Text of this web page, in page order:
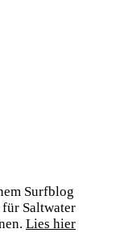
Surfblog
Saltwater
Lies hier